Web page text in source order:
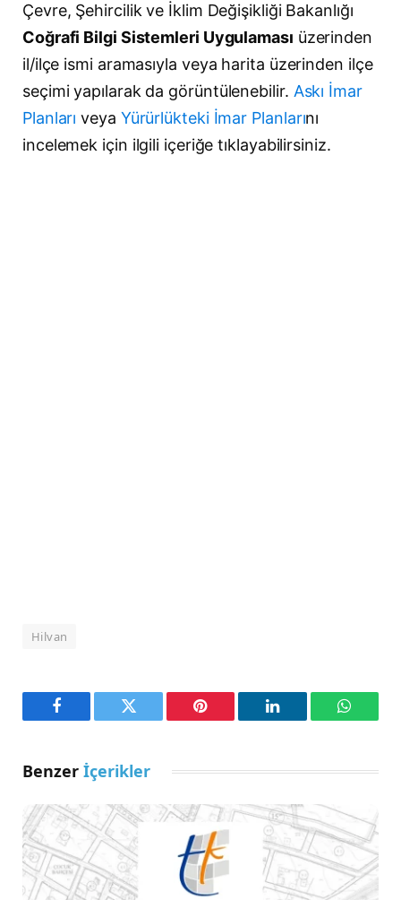
Çevre, Şehircilik ve İklim Değişikliği Bakanlığı
Coğrafi Bilgi Sistemleri Uygulaması üzerinden
il/ilçe ismi aramasıyla veya harita üzerinden ilçe
seçimi yapılarak da görüntülenebilir. Askı İmar
Planları veya Yürürlükteki İmar Planlarını
incelemek için ilgili içeriğe tıklayabilirsiniz.
Hilvan
Facebook Twitter Pinterest LinkedIn
Benzer İçerikler